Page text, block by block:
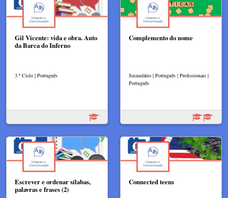
Gil Vicente: vida e obra. Auto
da Barca do Inferno
3.º Ciclo | Português
Complemento do nome
Secundário | Português | Profissionais |
Português
Escrever e ordenar sílabas,
palavras e frases (2)
Connected teens